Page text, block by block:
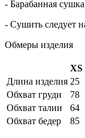
- Барабанная
- Сушить следует
Обмеры изделия
XS
Длина изделия 25
Обхват груди
78
Обхват талии
64
Обхват бедер
85